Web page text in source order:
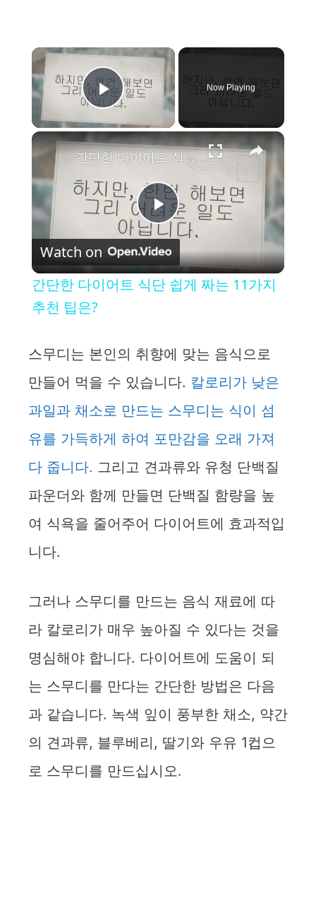
×
Play Video
Now Playing
×
P
l
y
V
i
d
e
간단한 다이어트 식단 쉽게 짜는 11가지 추천 팁은?
Watch on
간단한 다이어트 식단 쉽게 짜는 11가지
추천 팁은?
스무디는 본인의 취향에 맞는 음식으로
만들어 먹을 수 있습니다. 칼로리가 낮은
과일과 채소로 만드는 스무디는 식이 섬
유를 가득하게 하여 포만감을 오래 가져
다 줍니다. 그리고 견과류와 유청 단백질
파운더와 함께 만들면 단백질 함량을 높
여 식욕을 줄어주어 다이어트에 효과적입
니다.
그러나 스무디를 만드는 음식 재료에 따
라 칼로리가 매우 높아질 수 있다는 것을
명심해야 합니다. 다이어트에 도움이 되
는 스무디를 만다는 간단한 방법은 다음
과 같습니다. 녹색 잎이 풍부한 채소, 약간
의 견과류, 블루베리, 딸기와 우유 1컵으
로 스무디를 만드십시오.